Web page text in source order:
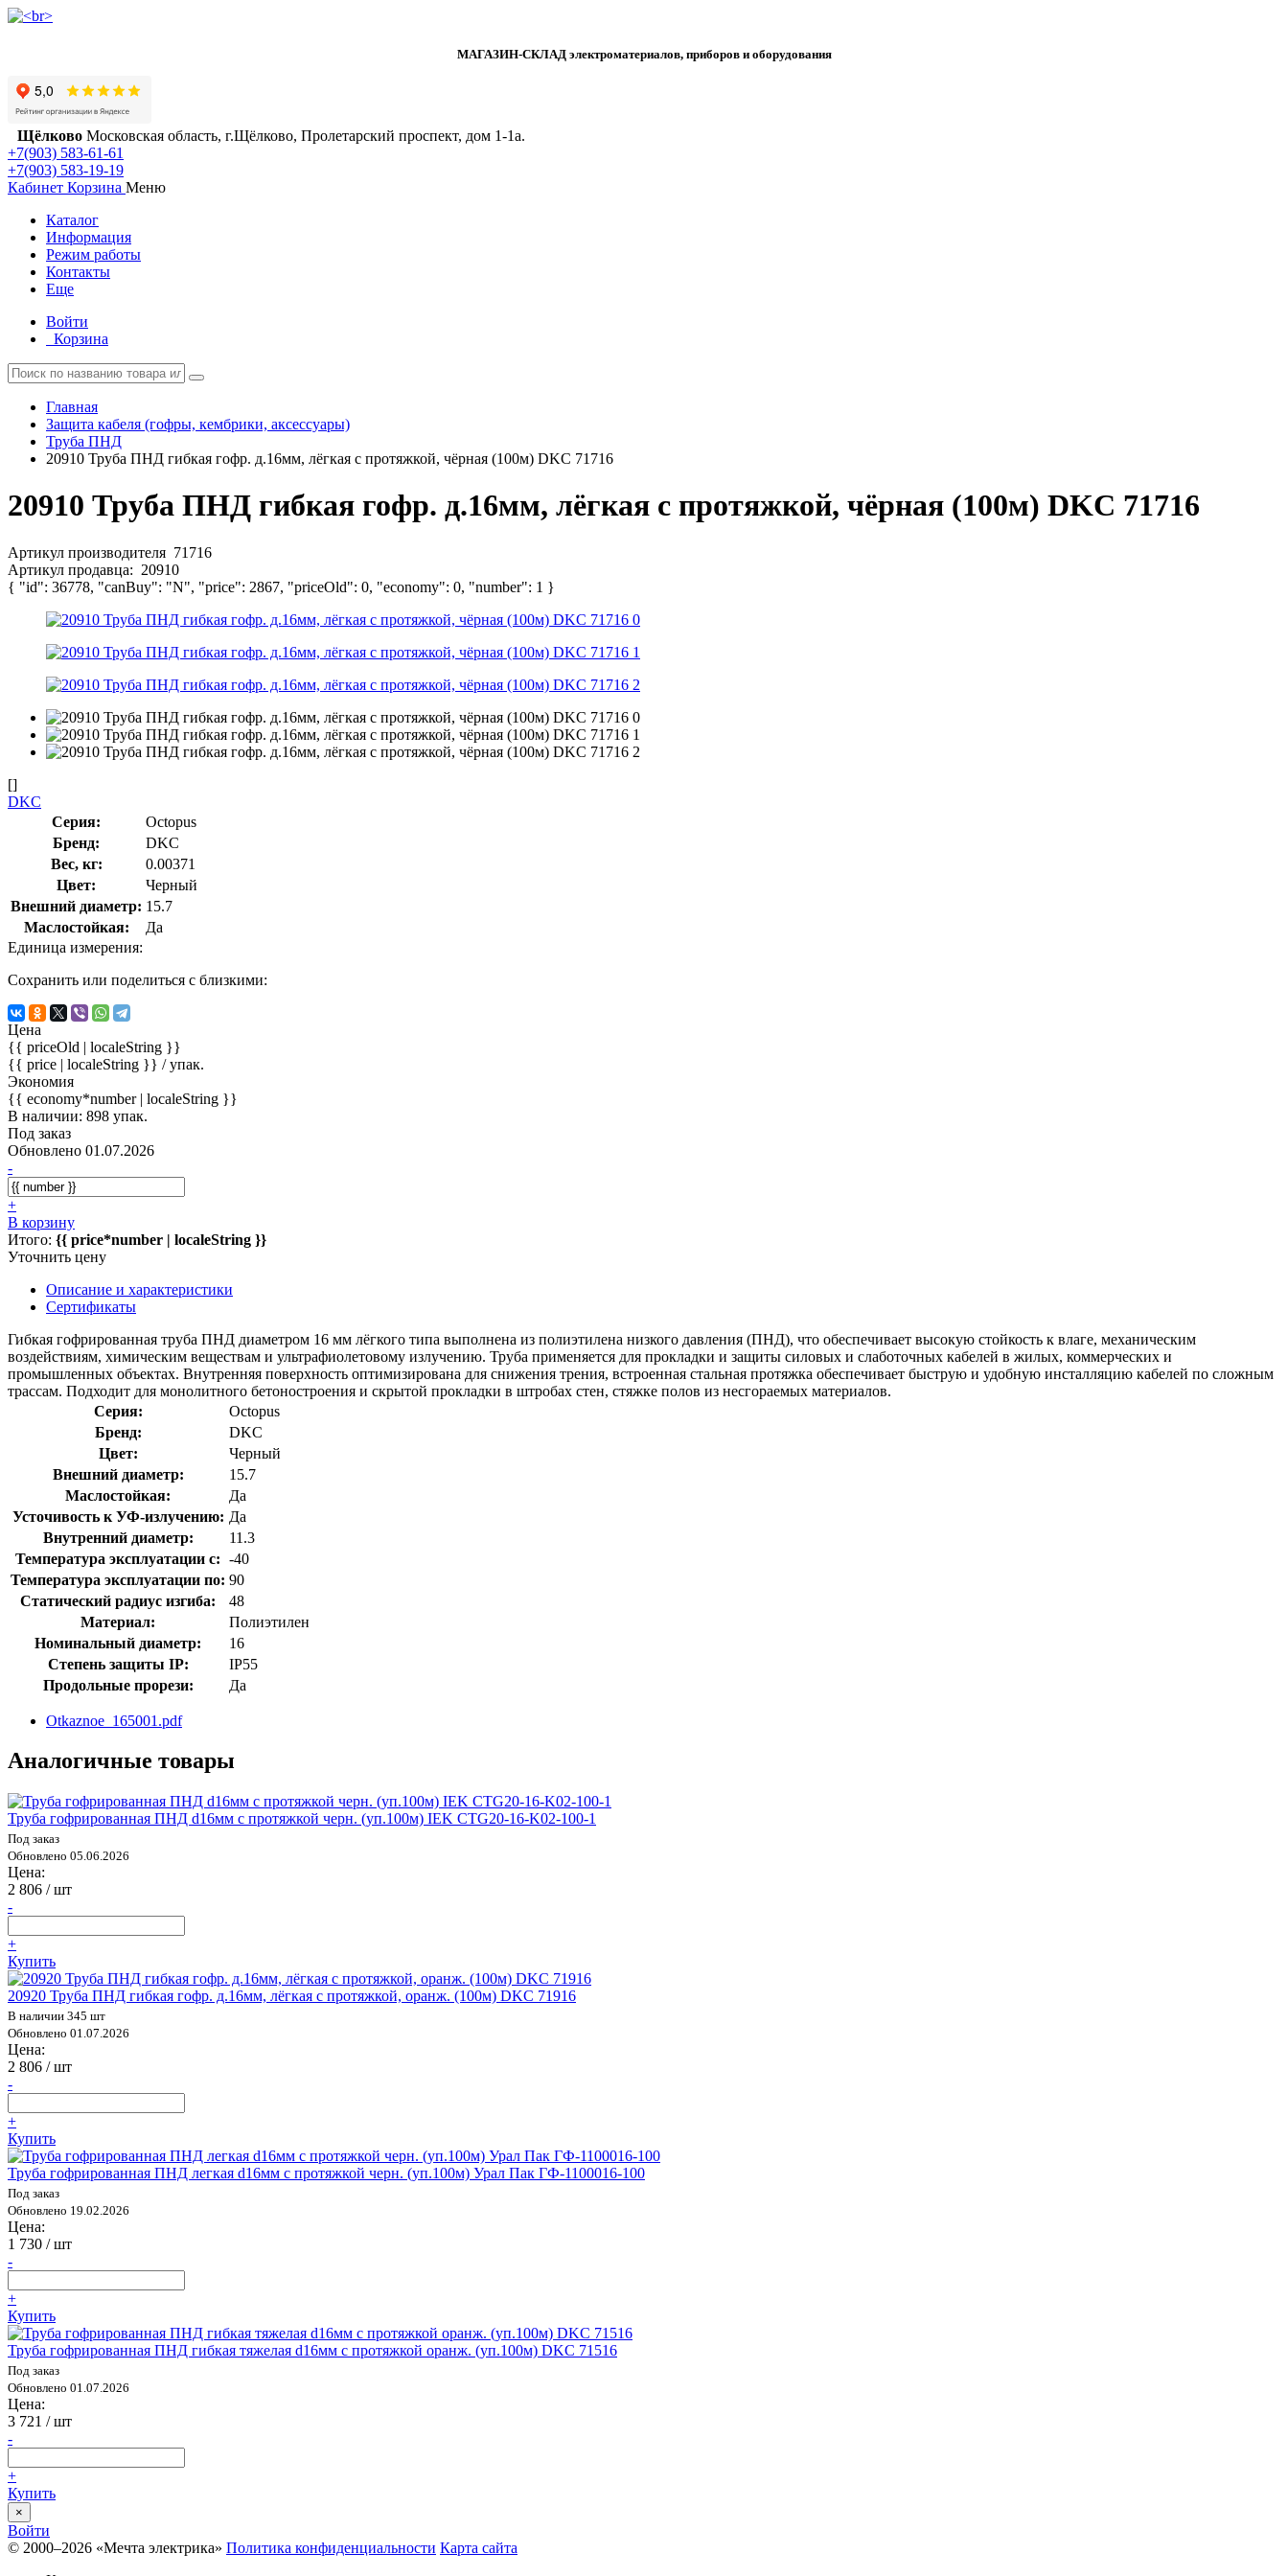
МАГАЗИН-СКЛАД электроматериалов, приборов и оборудования
Щёлково Московская область, г.Щёлково, Пролетарский проспект, дом 1‑1а.
+7(903) 583-61-61
+7(903) 583-19-19
Кабинет Корзина Меню
Каталог
Информация
Режим работы
Контакты
Еще
Войти
Корзина
Главная
Защита кабеля (гофры, кембрики, аксессуары)
Труба ПНД
20910 Труба ПНД гибкая гофр. д.16мм, лёгкая с протяжкой, чёрная (100м) DKC 71716
20910 Труба ПНД гибкая гофр. д.16мм, лёгкая с протяжкой, чёрная (100м) DKC 71716
Артикул производителя 71716
Артикул продавца: 20910
{ "id": 36778, "canBuy": "N", "price": 2867, "priceOld": 0, "economy": 0, "number": 1 }
[]
DKC
Серия:
Octopus
Бренд:
DKC
Вес, кг:
0.00371
Цвет:
Черный
Внешний диаметр: 15.7
Маслостойкая:
Да
Единица измерения:
Сохранить или поделиться с близкими:
Цена
{{ priceOld | localeString }}
{{ price | localeString }} / упак.
Экономия
{{ economy*number | localeString }}
В наличии: 898 упак.
Под заказ
Обновлено 01.07.2026
-
+
В корзину
Итого: {{ price*number | localeString }}
Уточнить цену
Описание и характеристики
Сертификаты
Гибкая гофрированная труба ПНД диаметром 16 мм лёгкого типа выполнена из полиэтилена низкого давления (ПНД), что обеспечивает высокую стойкость к влаге, механическим
воздействиям, химическим веществам и ультрафиолетовому излучению. Труба применяется для прокладки и защиты силовых и слаботочных кабелей в жилых, коммерческих и
промышленных объектах. Внутренняя поверхность оптимизирована для снижения трения, встроенная стальная протяжка обеспечивает быструю и удобную инсталляцию кабелей по сложным
трассам. Подходит для монолитного бетоностроения и скрытой прокладки в штробах стен, стяжке полов из несгораемых материалов.
Серия:
Octopus
Бренд:
DKC
Цвет:
Черный
Внешний диаметр:
15.7
Маслостойкая:
Да
Усточивость к УФ-излучению: Да
Внутренний диаметр:
11.3
Температура эксплуатации с: -40
Температура эксплуатации по: 90
Статический радиус изгиба:
48
Материал:
Полиэтилен
Номинальный диаметр:
16
Степень защиты IP:
IP55
Продольные прорези:
Да
Otkaznoe_165001.pdf
Аналогичные товары
Труба гофрированная ПНД d16мм с протяжкой черн. (уп.100м) IEK CTG20-16-K02-100-1
Под заказ
Обновлено 05.06.2026
Цена:
2 806 / шт
-
+
Купить
20920 Труба ПНД гибкая гофр. д.16мм, лёгкая с протяжкой, оранж. (100м) DKC 71916
В наличии 345 шт
Обновлено 01.07.2026
Цена:
2 806 / шт
-
+
Купить
Труба гофрированная ПНД легкая d16мм с протяжкой черн. (уп.100м) Урал Пак ГФ-1100016-100
Под заказ
Обновлено 19.02.2026
Цена:
1 730 / шт
-
+
Купить
Труба гофрированная ПНД гибкая тяжелая d16мм с протяжкой оранж. (уп.100м) DKC 71516
Под заказ
Обновлено 01.07.2026
Цена:
3 721 / шт
-
+
Купить
×
Войти
© 2000–2026 «Мечта электрика» Политика конфиденциальности Карта сайта